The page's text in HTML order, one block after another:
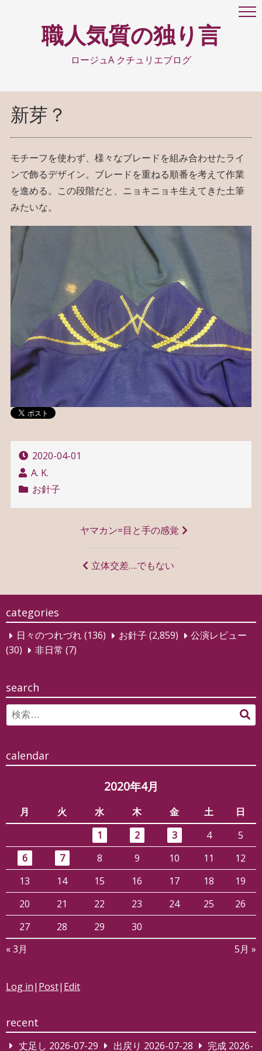
職人気質の独り言
ロージュA クチュリエブログ
新芽？
モチーフを使わず、様々なブレードを組み合わせたライ
ンで飾るデザイン。ブレードを重ねる順番を考えて作業
を進める。この段階だと、ニョキニョキ生えてきた土筆
みたいな。
2020-04-01
A. K.
お針子
ゲ
ー
シ
ョ
ヤマカン=目と手の感覚
立体交差….でもない
categories
日々のつれづれ(136) お針子 (2,859)
公演レビュー
(30)
非日常 (7)
search
Search
for:
検
calendar
2020年4月
月 火 水 木 金 土
日
1
2 3 4
5
6
7 8 9 10 11
12
13
14 15 16 17 18
19
20
21 22 23 24 25
26
27
28 29
30
« 3月
5月 »
Log in| Post| Edit
recent
丈足し 2026-07-29 出戻り 2026-07-28 完成 2026-